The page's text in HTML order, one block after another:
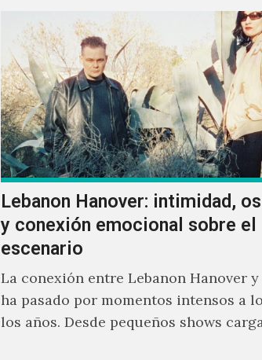
Lebanon Hanover: intimidad,
y conexión emocional sobre el
escenario
La conexión entre Lebanon Hanover
ha pasado por momentos intensos a
los años. Desde pequeños shows